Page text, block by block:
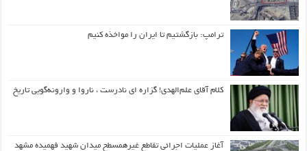
ترامپ: بازگشتیم تا ایران را مواخذه کنیم
کلام آقای علم‌الهدی! گزاره ای نادرست ، ناروا و وارونه‌گویی تاریخ
آغاز عملیات اجرائی تقاطع غیرهمسطح میدان شهید فهمیده مشهد